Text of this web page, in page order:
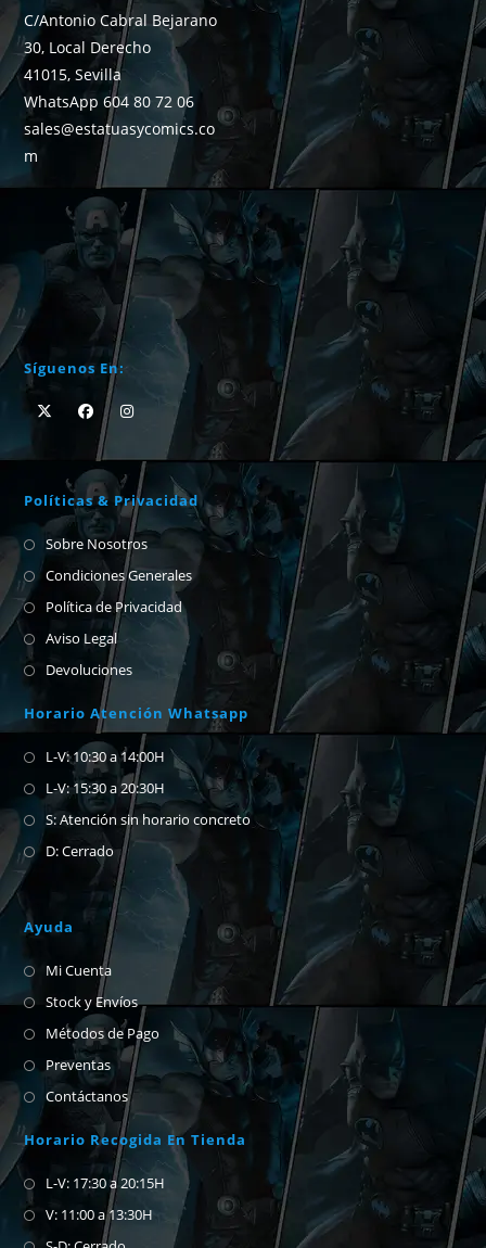
C/Antonio Cabral Bejarano
30, Local Derecho
41015, Sevilla
WhatsApp 604 80 72 06
sales@estatuasycomics.co
m
Síguenos En:
Políticas & Privacidad
Sobre Nosotros
Condiciones Generales
Política de Privacidad
Aviso Legal
Devoluciones
Horario Atención Whatsapp
L-V: 10:30 a 14:00H
L-V: 15:30 a 20:30H
S: Atención sin horario concreto
D: Cerrado
Ayuda
Mi Cuenta
Stock y Envíos
Métodos de Pago
Preventas
Contáctanos
Horario Recogida En Tienda
L-V: 17:30 a 20:15H
V: 11:00 a 13:30H